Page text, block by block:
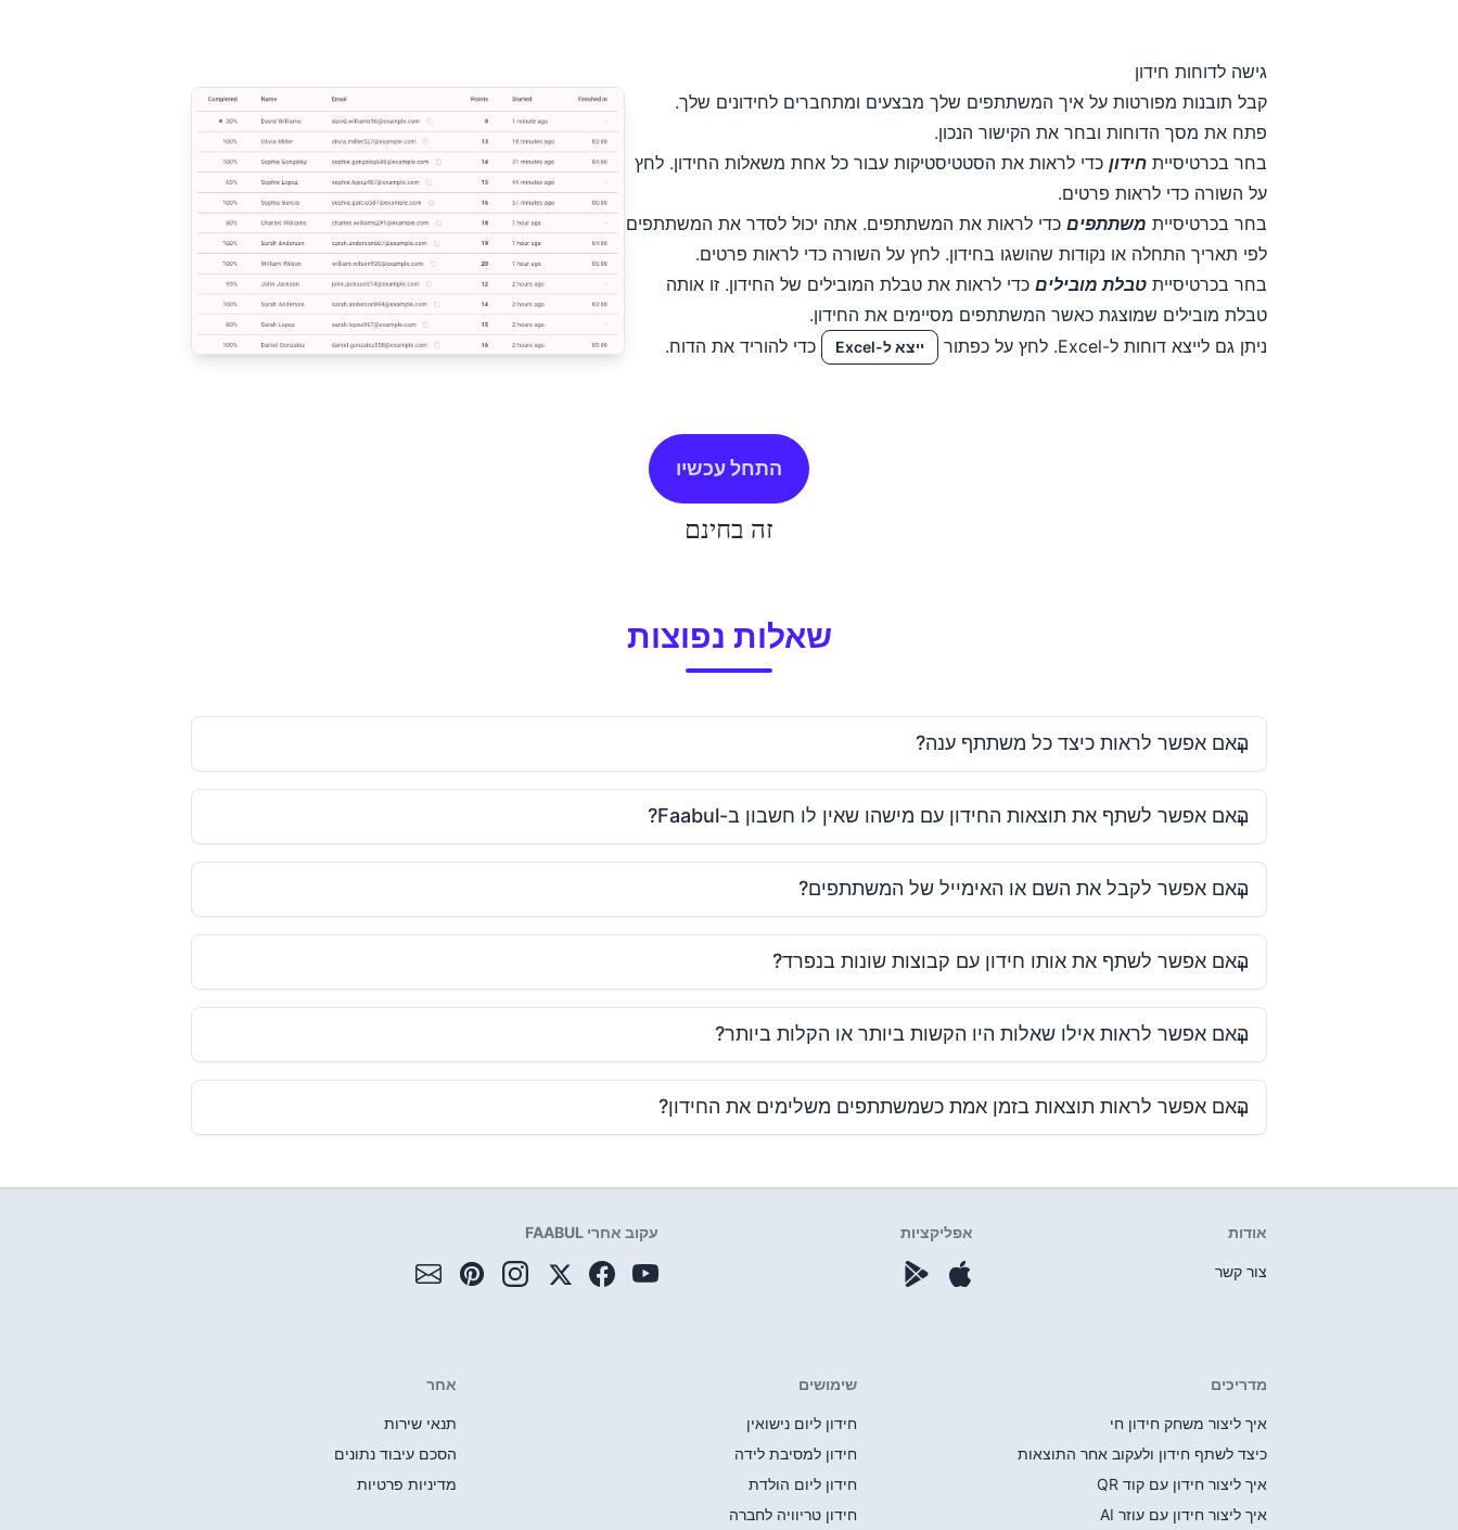
גישה לדוחות חידון
קבל תובנות מפורטות על איך המשתתפים שלך מבצעים ומתחברים לחידונים שלך.
פתח את מסך הדוחות ובחר את הקישור הנכון.
בחר בכרטיסיית חידון כדי לראות את הסטטיסטיקות עבור כל אחת משאלות החידון. לחץ
על השורה כדי לראות פרטים.
בחר בכרטיסיית משתתפים כדי לראות את המשתתפים. אתה יכול לסדר את המשתתפים
לפי תאריך התחלה או נקודות שהושגו בחידון. לחץ על השורה כדי לראות פרטים.
בחר בכרטיסיית טבלת מובילים כדי לראות את טבלת המובילים של החידון. זו אותה
טבלת מובילים שמוצגת כאשר המשתתפים מסיימים את החידון.
ניתן גם לייצא דוחות ל-Excel. לחץ על כפתור
ייצא ל-Excel כדי להוריד את הדוח.
התחל עכשיו
זה בחינם
שאלות נפוצות
האם אפשר לראות כיצד כל משתתף ענה?
האם אפשר לשתף את תוצאות החידון עם מישהו שאין לו חשבון ב-Faabul?
האם אפשר לקבל את השם או האימייל של המשתתפים?
האם אפשר לשתף את אותו חידון עם קבוצות שונות בנפרד?
האם אפשר לראות אילו שאלות היו הקשות ביותר או הקלות ביותר?
האם אפשר לראות תוצאות בזמן אמת כשמשתתפים משלימים את החידון?
אודות
צור קשר
אפליקציות עקוב אחרי FAABUL
מדריכים
איך ליצור משחק חידון חי
כיצד לשתף חידון ולעקוב אחר התוצאות
איך ליצור חידון עם קוד QR
איך ליצור חידון עם עוזר AI
שימושים
חידון ליום נישואין
חידון למסיבת לידה
חידון ליום הולדת
חידון טריוויה לחברה
אחר
תנאי שירות
הסכם עיבוד נתונים
מדיניות פרטיות